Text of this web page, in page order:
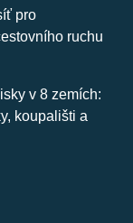
pro
ruchu
v 8 zemích:
koupališti a